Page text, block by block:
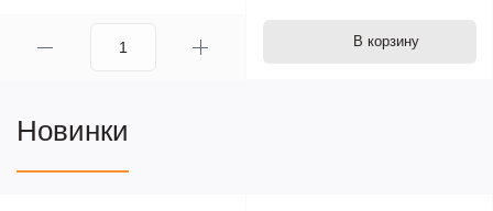
В корзину
Новинки